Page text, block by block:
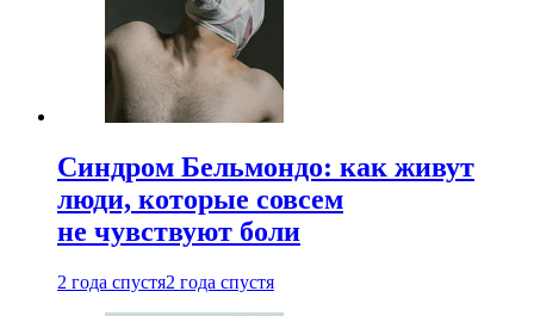
Синдром Бельмондо: как живут
люди, которые совсем
не чувствуют боли
2 года спустя2 года спустя